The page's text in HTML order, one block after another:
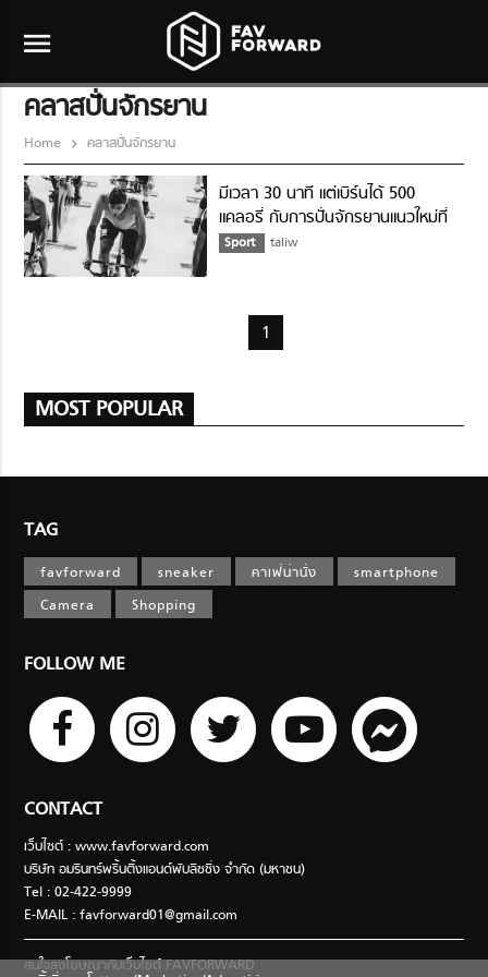
menu
คลาสปั่นจักรยาน
Home คลาสปั่นจักรยาน
มีเวลา 30 นาที แต่เบิร์นได้ 500
แคลอรี่ กับการปั่นจักรยานแนวใหม่ที่
เรียกว่า SPRINT
Sport taliw
1
MOST POPULAR
TAG
favforward sneaker คาเฟ่น่านั่ง
smartphone
Camera
Shopping
FOLLOW ME
CONTACT
เว็บไซต์ : www.favforward.com
บริษัท อมรินทร์พริ้นติ้งแอนด์พับลิชชิ่ง จำกัด (มหาชน)
Tel : 02-422-9999
E-MAIL :favforward01@gmail.com
สนใจลงโฆษณากับเว็บไซต์ FAVFORWARD